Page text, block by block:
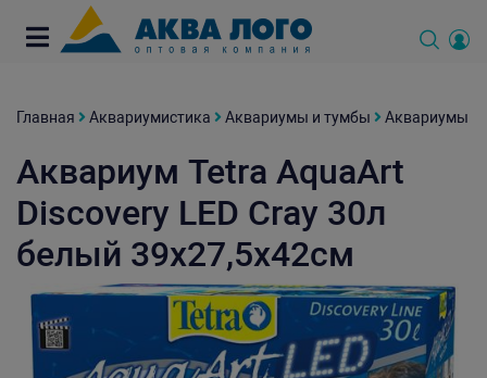
Главная Аквариумистика Аквариумы и тумбы Аквариумы
Аквариум Tetra AquaArt
Discovery LED Cray 30л
белый 39х27,5х42см